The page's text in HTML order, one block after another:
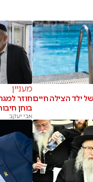
ילד הצילה חיים
מעניין
חוזר
בוחן
אבי יעקב